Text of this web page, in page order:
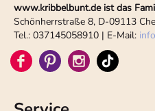
www.kribbelbunt.de ist das
Schönherrstraße 8, D-09113
Tel.: 037145058910 | E-Mail: info